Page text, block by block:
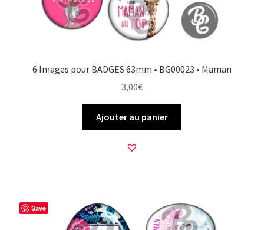
6 Images pour BADGES 63mm • BG00023 • Maman
3,00€
Ajouter au panier
Save